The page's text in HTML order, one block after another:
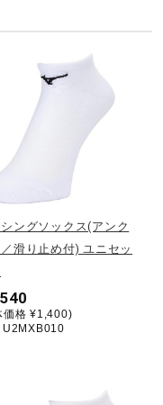
シングソックス(アンク
滑り止め付) ユニセッ
価格 ¥1,400)
U2MXB010